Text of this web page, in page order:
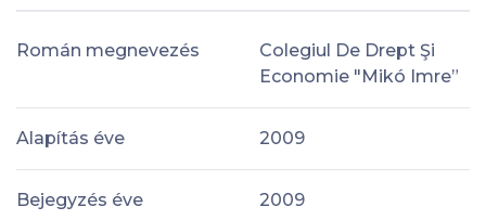
Román megnevezés
Colegiul De Drept Şi
Economie "Mikó Imre”
Alapítás éve 2009
Bejegyzés éve 2009